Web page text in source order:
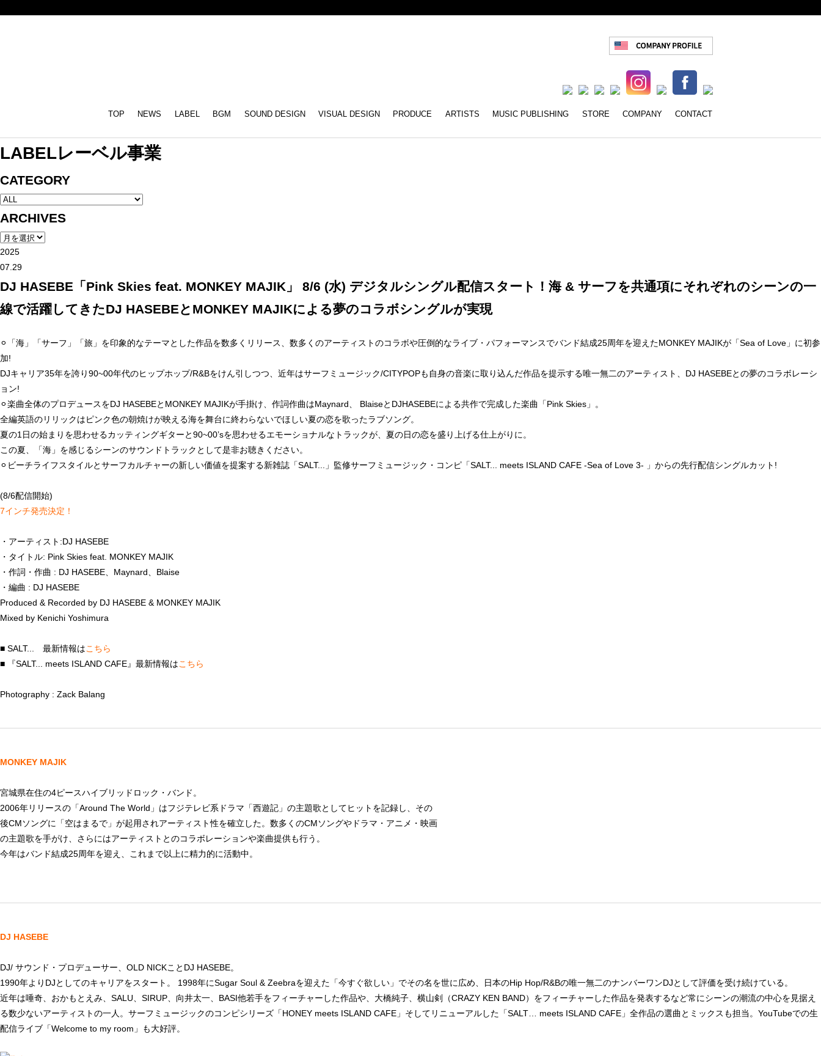
インセンスミュージックワークス INSENSE
TOP NEWS LABEL BGM SOUND DESIGN VISUAL DESIGN PRODUCE ARTISTS MUSIC PUBLISHING STORE COMPANY CONTACT
LABELレーベル事業
CATEGORY
ARCHIVES
2025
07.29
DJ HASEBE「Pink Skies feat. MONKEY MAJIK」 8/6 (水) デジタルシングル配信スタート！海 & サーフを共通項にそれぞれのシーンの一
線で活躍してきたDJ HASEBEとMONKEY MAJIKによる夢のコラボシングルが実現
⚪︎「海」「サーフ」「旅」を印象的なテーマとした作品を数多くリリース、数多くのアーティストのコラボや圧倒的なライブ・パフォーマンスでバンド結成25周年を迎えたMONKEY MAJIKが「Sea of Love」に初参
加!
DJキャリア35年を誇り90~00年代のヒップホップ/R&Bをけん引しつつ、近年はサーフミュージック/CITYPOPも自身の音楽に取り込んだ作品を提示する唯一無二のアーティスト、DJ HASEBEとの夢のコラボレーシ
ョン!
⚪︎楽曲全体のプロデュースをDJ HASEBEとMONKEY MAJIKが手掛け、作詞作曲はMaynard、 BlaiseとDJHASEBEによる共作で完成した楽曲「Pink Skies」。
全編英語のリリックはピンク色の朝焼けが映える海を舞台に終わらないでほしい夏の恋を歌ったラブソング。
夏の1日の始まりを思わせるカッティングギターと90~00’sを思わせるエモーショナルなトラックが、夏の日の恋を盛り上げる仕上がりに。
この夏、「海」を感じるシーンのサウンドトラックとして是非お聴きください。
⚪︎ビーチライフスタイルとサーフカルチャーの新しい価値を提案する新雑誌「SALT...」監修サーフミュージック・コンピ「SALT... meets ISLAND CAFE -Sea of Love 3- 」からの先行配信シングルカット!
(8/6配信開始)
7インチ発売決定！
・アーティスト:DJ HASEBE
・タイトル: Pink Skies feat. MONKEY MAJIK
・作詞・作曲 : DJ HASEBE、Maynard、Blaise
・編曲 : DJ HASEBE
Produced & Recorded by DJ HASEBE & MONKEY MAJIK
Mixed by Kenichi Yoshimura
■ SALT... 最新情報はこちら
■ 『SALT... meets ISLAND CAFE』最新情報はこちら
Photography : Zack Balang
MONKEY MAJIK
宮城県在住の4ピースハイブリッドロック・バンド。
2006年リリースの「Around The World」はフジテレビ系ドラマ「西遊記」の主題歌としてヒットを記録し、その
後CMソングに「空はまるで」が起用されアーティスト性を確立した。数多くのCMソングやドラマ・アニメ・映画
の主題歌を手がけ、さらにはアーティストとのコラボレーションや楽曲提供も行う。
今年はバンド結成25周年を迎え、これまで以上に精力的に活動中。
DJ HASEBE
DJ/ サウンド・プロデューサー、OLD NICKことDJ HASEBE。
1990年よりDJとしてのキャリアをスタート。 1998年にSugar Soul & Zeebraを迎えた「今すぐ欲しい」でその名を世に広め、日本のHip Hop/R&Bの唯一無二のナンバーワンDJとして評価を受け続けている。
近年は唾奇、おかもとえみ、SALU、SIRUP、向井太一、BASI他若手をフィーチャーした作品や、大橋純子、横山剣（CRAZY KEN BAND）をフィーチャーした作品を発表するなど常にシーンの潮流の中心を見据え
る数少ないアーティストの一人。サーフミュージックのコンピシリーズ「HONEY meets ISLAND CAFE」そしてリニューアルした「SALT… meets ISLAND CAFE」全作品の選曲とミックスも担当。YouTubeでの生
配信ライブ「Welcome to my room」も大好評。